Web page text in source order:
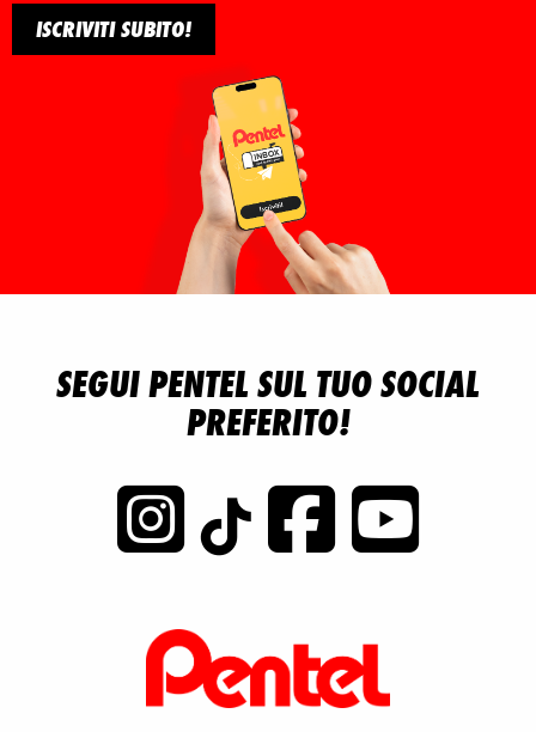
ISCRIVITI SUBITO!
SEGUI PENTEL SUL TUO SOCIAL
PREFERITO!